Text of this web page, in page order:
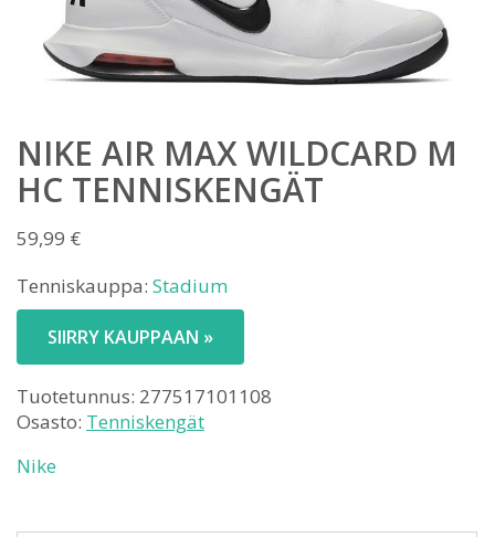
NIKE AIR MAX WILDCARD M
HC TENNISKENGÄT
59,99 €
Tenniskauppa: Stadium
SIIRRY KAUPPAAN »
Tuotetunnus: 277517101108
Osasto: Tenniskengät
Nike